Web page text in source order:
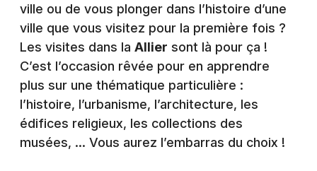
ville ou de vous plonger dans l’histoire d’une
ville que vous visitez pour la première fois ?
Les visites dans la Allier sont là pour ça !
C’est l’occasion rêvée pour en apprendre
plus sur une thématique particulière :
l’histoire, l’urbanisme, l’architecture, les
édifices religieux, les collections des
musées, … Vous aurez l’embarras du choix !